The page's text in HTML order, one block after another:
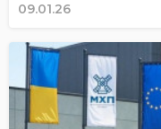
09.01.26